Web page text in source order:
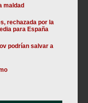
maldad
rechazada por la
para España
podrían salvar a